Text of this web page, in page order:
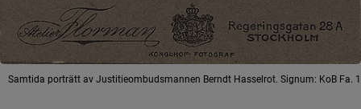
Samtida porträtt av Justitieombudsmannen Berndt Hasselrot. Signum: KoB Fa. 1